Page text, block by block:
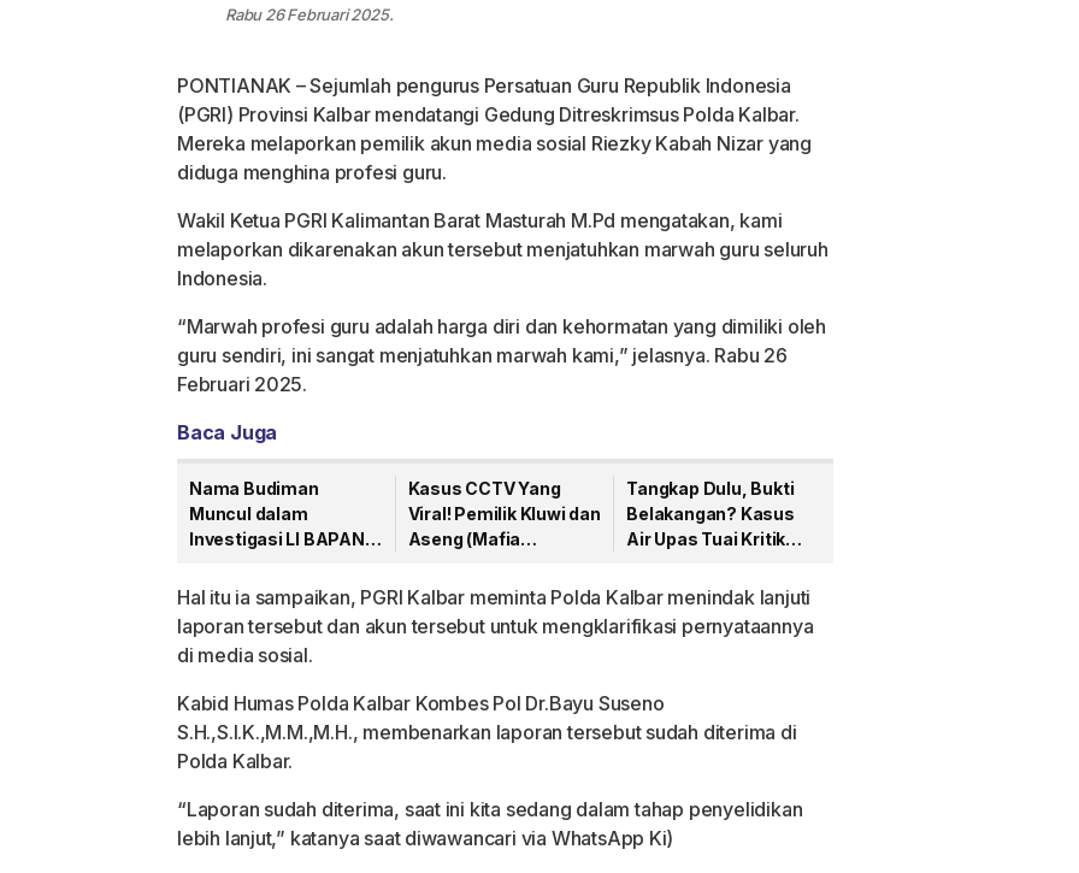
Rabu 26 Februari 2025.
PONTIANAK – Sejumlah pengurus Persatuan Guru Republik Indonesia
(PGRI) Provinsi Kalbar mendatangi Gedung Ditreskrimsus Polda Kalbar.
Mereka melaporkan pemilik akun media sosial Riezky Kabah Nizar yang
diduga menghina profesi guru.
Wakil Ketua PGRI Kalimantan Barat Masturah M.Pd mengatakan, kami
melaporkan dikarenakan akun tersebut menjatuhkan marwah guru seluruh
Indonesia.
“Marwah profesi guru adalah harga diri dan kehormatan yang dimiliki oleh
guru sendiri, ini sangat menjatuhkan marwah kami,” jelasnya. Rabu 26
Februari 2025.
Baca Juga
Nama Budiman
Muncul dalam
Investigasi LI BAPAN
Jaringan Aseng
Kasus CCTV Yang
Viral! Pemilik Kluwi dan
Aseng (Mafia
ke Polda Kalbar
Tangkap Dulu, Bukti
Belakangan? Kasus
Air Upas Tuai Kritik
Hal itu ia sampaikan, PGRI Kalbar meminta Polda Kalbar menindak lanjuti
laporan tersebut dan akun tersebut untuk mengklarifikasi pernyataannya
di media sosial.
Kabid Humas Polda Kalbar Kombes Pol Dr.Bayu Suseno
S.H.,S.I.K.,M.M.,M.H., membenarkan laporan tersebut sudah diterima di
Polda Kalbar.
“Laporan sudah diterima, saat ini kita sedang dalam tahap penyelidikan
lebih lanjut,” katanya saat diwawancari via WhatsApp Ki)